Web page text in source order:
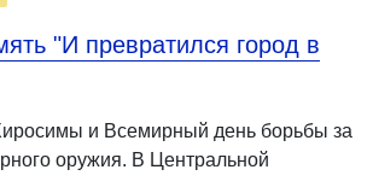
"И превратился город в
и Всемирный день борьбы за
оружия. В Центральной